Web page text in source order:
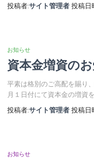
投稿者:サイト管理者 投稿日
お知らせ
資本金増資の
平素は格別のご高配を賜り
月１日付にて資本金の増資
投稿者:サイト管理者 投稿日
お知らせ